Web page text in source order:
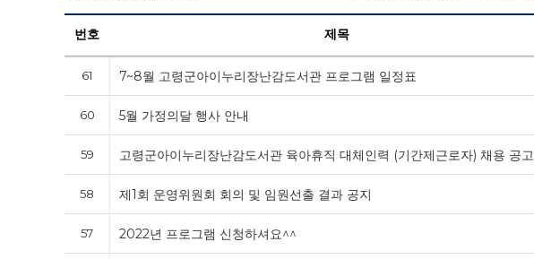
번호 제목
61 7~8월 고령군아이누리장난감도서관 프로그램 일정표
60 5월 가정의달 행사 안내
59 고령군아이누리장난감도서관 육아휴직 대체인력 (기간제근로자) 채용 공고
58 제1회 운영위원회 회의 및 임원선출 결과 공지
57 2022년 프로그램 신청하셔요^^